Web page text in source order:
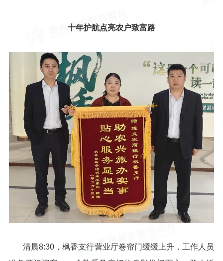
十年护航点亮农户致富路
清晨8:30，枫香支行营业厅卷帘门缓缓上升，工作人员